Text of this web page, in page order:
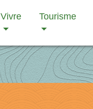
Vivre Tourisme